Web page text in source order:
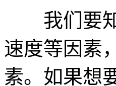
我们要知
速度等因素
素。如果想